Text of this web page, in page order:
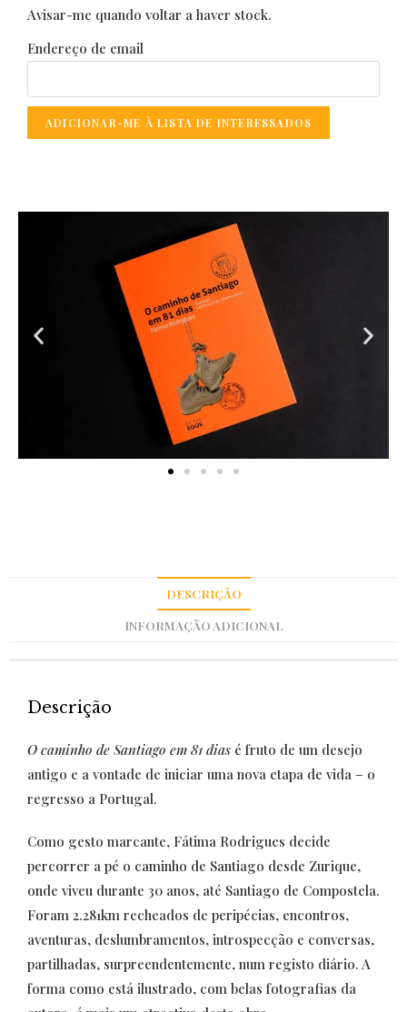
Avisar-me quando voltar a haver stock.
Endereço de email
DESCRIÇÃO
INFORMAÇÃO ADICIONAL
Descrição
O caminho de Santiago em 81 dias é fruto de um desejo
antigo e a vontade de iniciar uma nova etapa de vida – o
regresso a Portugal.
Como gesto marcante, Fátima Rodrigues decide
percorrer a pé o caminho de Santiago desde Zurique,
onde viveu durante 30 anos, até Santiago de Compostela.
Foram 2.281km recheados de peripécias, encontros,
aventuras, deslumbramentos, introspecção e conversas,
partilhadas, surpreendentemente, num registo diário. A
forma como está ilustrado, com belas fotografias da